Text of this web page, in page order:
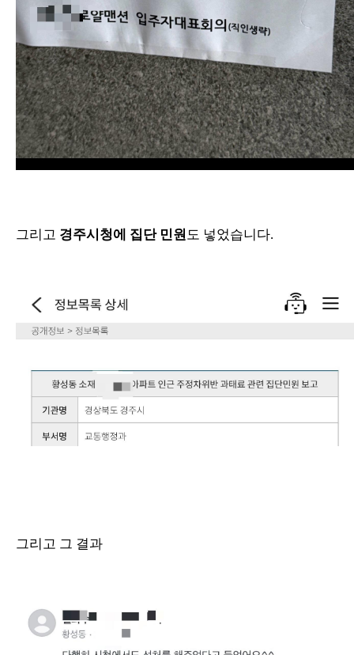
그리고 경주시청에 집단 민원 도 넣었습니다.
그리고 그 결과